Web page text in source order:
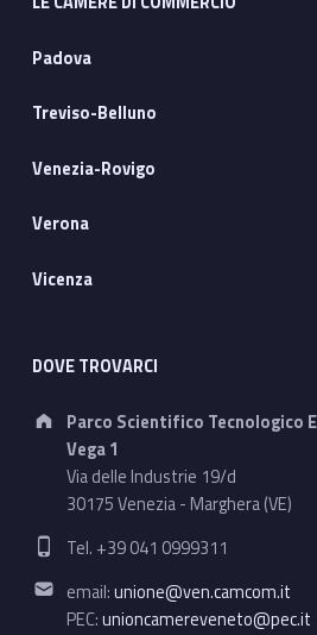
Padova
Treviso-Belluno
Venezia-Rovigo
Verona
Vicenza
DOVE TROVARCI
Address:
Parco Scientifico Tecnologico
Vega 1
Via delle Industrie 19/d
30175 Venezia - Marghera (VE)
Phone number:
Tel. +39 041 0999311
Email address:
email:unione@ven.camcom.it
PEC:unioncamereveneto@pec.it